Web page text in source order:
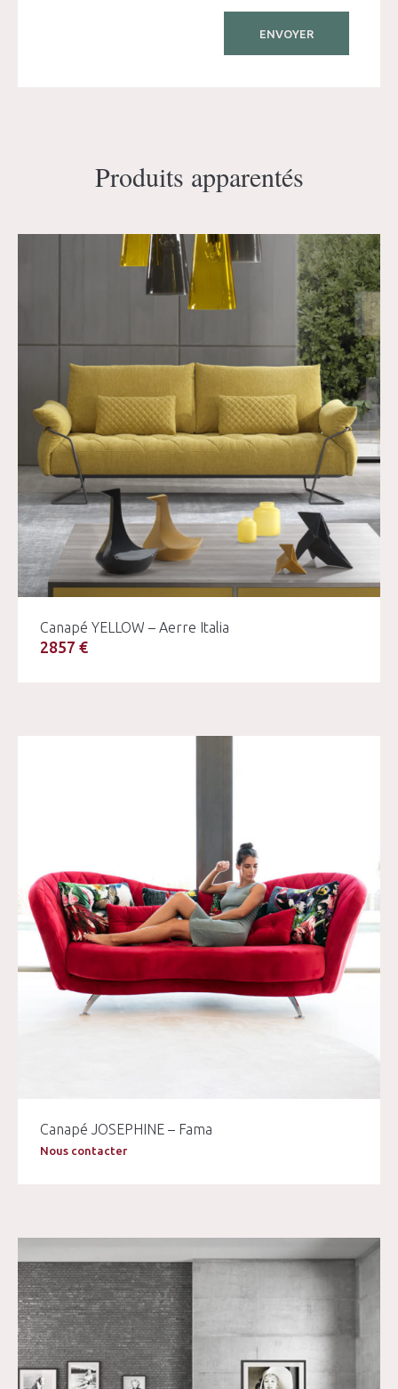
Produits apparentés
Canapé YELLOW – Aerre Italia
2857 €
Canapé JOSEPHINE – Fama
Nous contacter